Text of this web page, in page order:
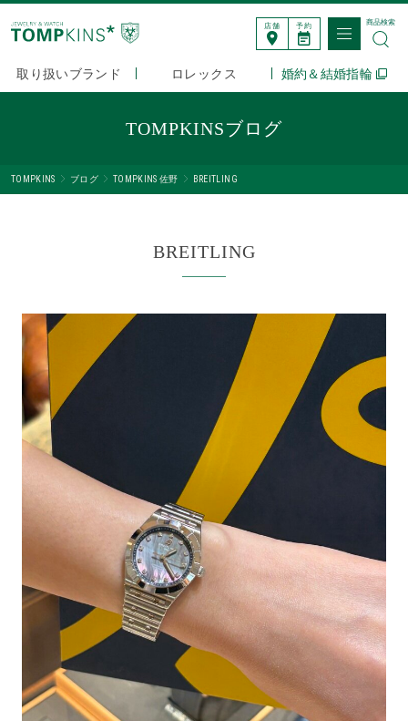
店舗 予約
取り扱いブランド ロレックス 婚約＆結婚指輪
商品検索
TOMPKINSブログ
TOMPKINS ブログ TOMPKINS 佐野 BREITLING
BREITLING